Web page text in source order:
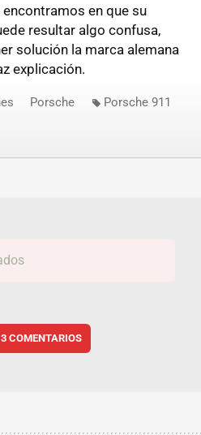
en que su
resultar algo confusa,
solución la marca alemana
explicación.
Porsche Porsche 911
COMENTARIOS